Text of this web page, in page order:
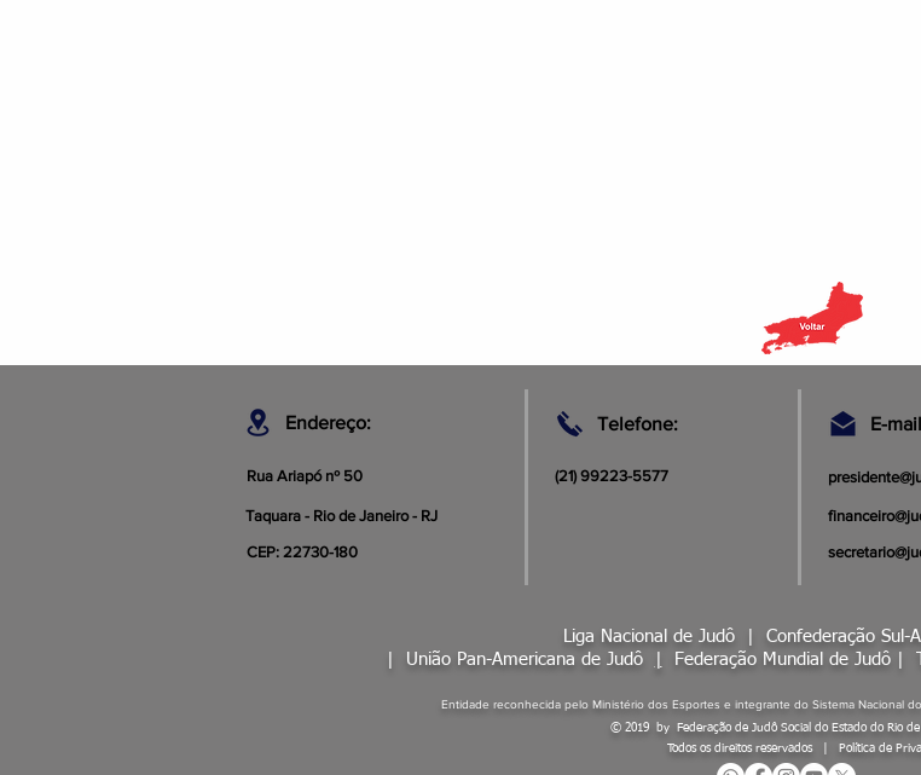
Endereço:
Rua Ariapó nº 50
Taquara - Rio de Janeiro - RJ
CEP: 22730-180
Telefone:
(21) 99223-5577
E-
Liga Nacional de Judô | Confederação Sul-
União Pan-Americana de Judô Federação Mundial de Judô|
Entidade reconhecida pelo Ministério dos Esportes e integrante do Sistema Nacional
© 2019 by Federação de Judô Social do Estado do Rio de
Todos os direitos reservados | Política de